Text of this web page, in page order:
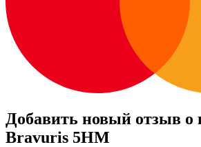
Добавить новый отзыв
Bravuris 5HM